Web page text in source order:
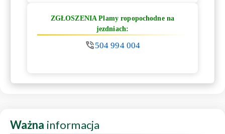
ZGŁOSZENIA Plamy ropopochodne na
jezdniach:
504 994 004
Ważna informacja